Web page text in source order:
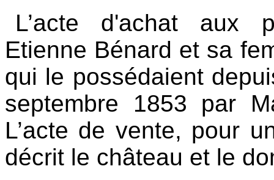
L’acte d'achat aux
Etienne Bénard et sa
qui le possédaient
septembre 1853 par
L’acte de vente, pour
décrit le château et le